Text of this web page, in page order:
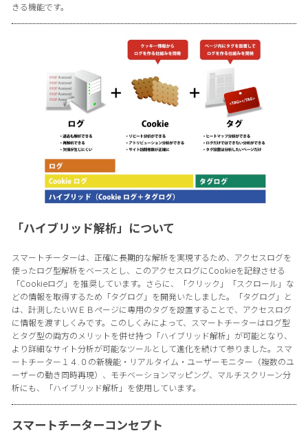
きる機能です。
「ハイブリッド解析」について
スマートチーターは、正確に長期的な解析を実現するため、アクセスログを
使ったログ型解析をベースとし、このアクセスログにCookieを記録させる
「Cookieログ」を推奨しています。さらに、「クリック」「スクロール」な
どの情報を取得するため「タグログ」を開発いたしました。「タグログ」と
は、計測したいＷＥＢページに専用のタグを設置することで、アクセスログ
に情報を渡すしくみです。このしくみによって、スマートチーターはログ型
とタグ型の両方のメリットを併せ持つ「ハイブリッド解析」が可能となり、
より詳細なサイト分析が可能なツールとして進化を続けて参りました。スマ
ートチーター１４.０の新機能・リアルタイム・ユーザーモニター（複数のユ
ーザーの動き同時再現）、モチベーションマッピング、マルチスクリーン分
析にも、「ハイブリッド解析」を使用しています。
スマートチーターコンセプト